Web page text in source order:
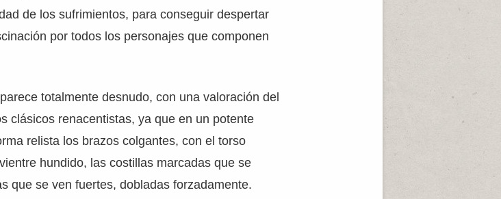
de los sufrimientos, para conseguir despertar
por todos los personajes que componen
totalmente desnudo, con una valoración del
clásicos renacentistas, ya que en un potente
relista los brazos colgantes, con el torso
hundido, las costillas marcadas que se
que se ven fuertes, dobladas forzadamente.